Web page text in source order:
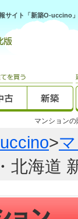
サイト「新築O-uccino」
マンション
>
北海道